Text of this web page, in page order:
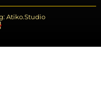
Atiko.Studio